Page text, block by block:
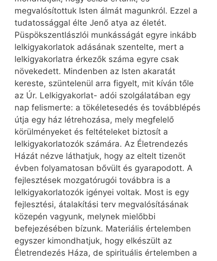
megvalósítottuk Isten álmát magunkról. Ezzel a
tudatossággal élte Jenő atya az életét.
Püspökszentlászlói munkásságát egyre inkább
lelkigyakorlatok adásának szentelte, mert a
lelkigyakorlatra érkezők száma egyre csak
növekedett. Mindenben az Isten akaratát
kereste, szüntelenül arra figyelt, mit kíván tőle
az Úr. Lelkigyakorlat- adói szolgálatában egy
nap felismerte: a tökéletesedés és továbblépés
útja egy ház létrehozása, mely megfelelő
körülményeket és feltételeket biztosít a
lelkigyakorlatozók számára. Az Életrendezés
Házát nézve láthatjuk, hogy az eltelt tizenöt
évben folyamatosan bővült és gyarapodott. A
fejlesztések mozgatórugói továbbra is a
lelkigyakorlatozók igényei voltak. Most is egy
fejlesztési, átalakítási terv megvalósításának
közepén vagyunk, melynek mielőbbi
befejezésében bízunk. Materiális értelemben
egyszer kimondhatjuk, hogy elkészült az
Életrendezés Háza, de spirituális értelemben a